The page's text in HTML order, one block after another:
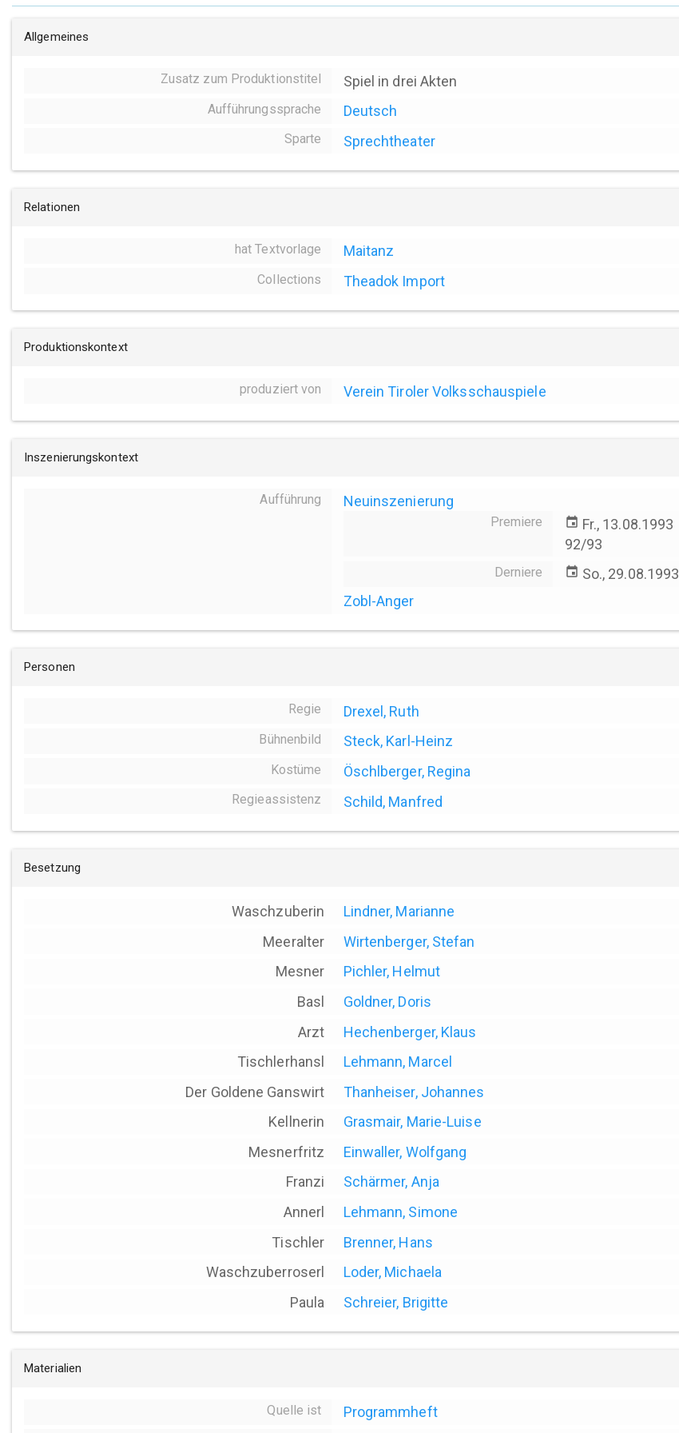
Allgemeines
Zusatz zum Produktionstitel Spiel in drei Akten
Aufführungssprache Deutsch
Sparte Sprechtheater
Relationen
hat Textvorlage Maitanz
Collections Theadok Import
Produktionskontext
produziert von Verein Tiroler Volksschauspiele
Inszenierungskontext
Aufführung Neuinszenierung
Premiere event Fr., 13.08.1993
92/93
Derniere event So., 29.08.1993
Zobl-Anger
Personen
Regie Drexel, Ruth
Bühnenbild Steck, Karl-Heinz
Kostüme Öschlberger, Regina
Regieassistenz Schild, Manfred
Besetzung
Waschzuberin
Lindner, Marianne
Meeralter
Wirtenberger, Stefan
Mesner
Pichler, Helmut
Basl
Goldner, Doris
Arzt
Hechenberger, Klaus
Tischlerhansl
Lehmann, Marcel
Der Goldene Ganswirt
Thanheiser, Johannes
Kellnerin
Grasmair, Marie-Luise
Mesnerfritz
Einwaller, Wolfgang
Franzi
Schärmer, Anja
Annerl
Lehmann, Simone
Tischler
Brenner, Hans
Waschzuberroserl
Loder, Michaela
Paula
Schreier, Brigitte
Materialien
Quelle ist Programmheft